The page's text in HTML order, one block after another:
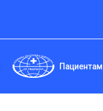
Пациентам